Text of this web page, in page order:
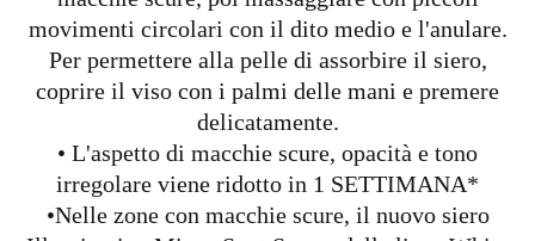
movimenti circolari con il dito medio e l'anulare.
Per permettere alla pelle di assorbire il siero,
coprire il viso con i palmi delle mani e premere
delicatamente.
• L'aspetto di macchie scure, opacità e tono
irregolare viene ridotto in 1 SETTIMANA*
•Nelle zone con macchie scure, il nuovo siero